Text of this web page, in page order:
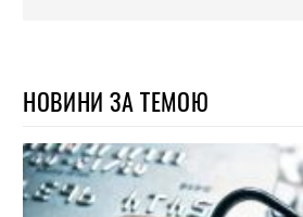
НОВИНИ ЗА ТЕМОЮ